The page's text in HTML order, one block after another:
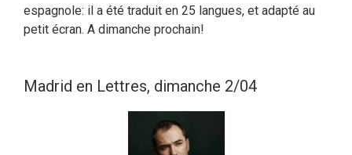
espagnole: il a été traduit en 25 langues, et adapté au
petit écran. A dimanche prochain!
Madrid en Lettres, dimanche 2/04